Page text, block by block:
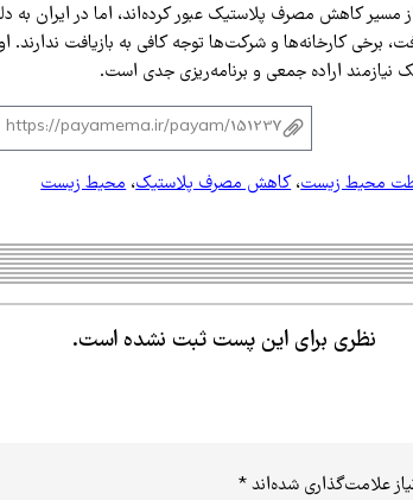
مسیر کاهش مصرف پلاستیک عبور کرده‌اند، اما در ایران به
برخی کارخانه‌ها و شرکت‌ها توجه کافی به بازیافت ندارند. او
اراده جمعی و برنامه‌ریزی جدی است.
محیط زیست،کاهش مصرف پلاستیک،محیط زیست
نظری برای این پست ثبت نشده است.
علامت‌گذاری شده‌اند*